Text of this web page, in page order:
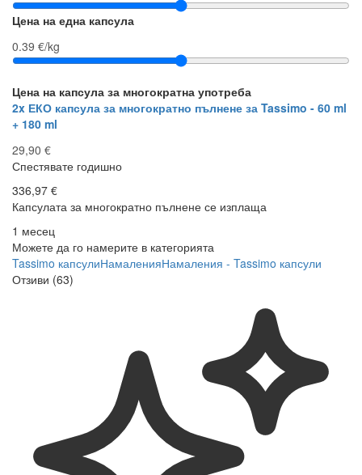
Цена на една капсула
0.39 €/kg
Цена на капсула за многократна употреба
2x ЕКО капсула за многократно пълнене за Tassimo - 60 ml
+ 180 ml
29,90 €
Спестявате годишно
336,97 €
Капсулата за многократно пълнене се изплаща
1 месец
Можете да го намерите в категорията
Tassimo капсулиНамаленияНамаления - Tassimo капсули
Отзиви (63)